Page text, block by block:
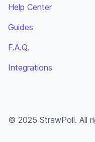
Help Center
Guides
F.A.Q.
Integrations
© 2025 StrawPoll. All